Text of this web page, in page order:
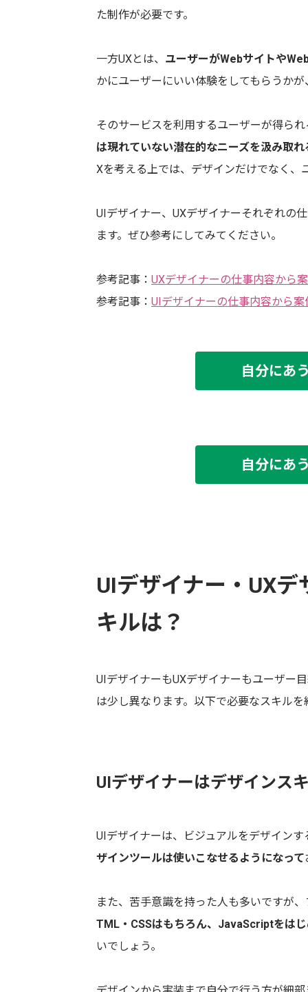
た制作が必要です。
一方UXとは、 ユーザーがWebサイトや
かにユーザーにいい体験をしてもらうか
そのサービスを利用するユーザーが得ら
は現れていない潜在的なニーズを汲み取
Xを考える上では、デザインだけでなく、
UIデザイナー、UXデザイナーそれぞれの
ます。ぜひ参考にしてみてください。
参考記事： UXデザイナーの仕事内容から
参考記事： UIデザイナーの仕事内容から
自分にあ
自分にあ
UIデザイナー・UX
キルは？
UIデザイナーもUXデザイナーもユーザー
は少し異なります。以下で必要なスキル
UIデザイナーはデザインス
UIデザイナーは、ビジュアルをデザインす
ザインツールは使いこなせるようになって
また、苦手意識を持った人も多いですが
TML・CSSはもちろん、JavaScriptをは
いでしょう。